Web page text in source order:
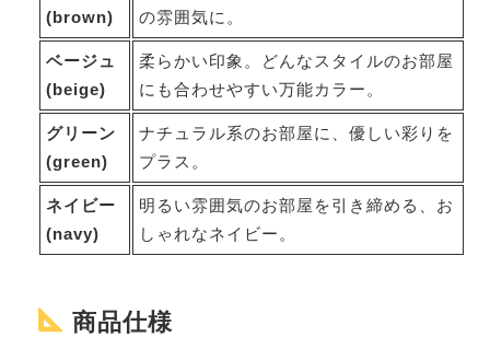
(brown)
の雰囲気に。
ベージュ
(beige)
柔らかい印象。どんなスタイルのお部屋
にも合わせやすい万能カラー。
グリーン
(green)
ナチュラル系のお部屋に、優しい彩りを
プラス。
ネイビー
(navy)
明るい雰囲気のお部屋を引き締める、お
しゃれなネイビー。
商品仕様